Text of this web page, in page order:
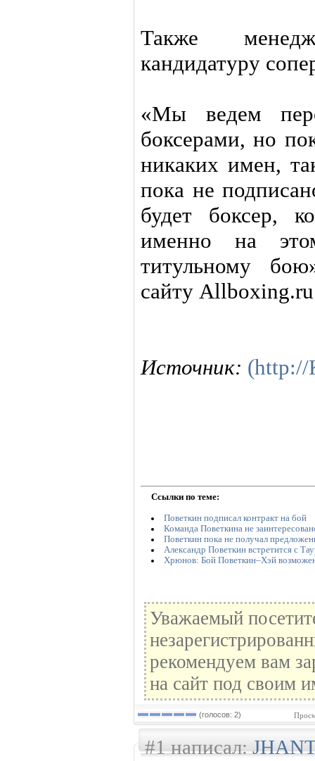
Также
кандидатуру
«Мы ведем
боксерами, но
никаких имен,
пока не
будет боксер,
именно на
титульному
сайту
Источник: (http://
Ссылки по теме:
Поветкин подписал контракт на бой
Команда Поветкина не
Поветкин пока не получал
Александр Поветкин встретится с
Хрюнов: Бой Поветкин–Хэй
Уважаемый
рекомендуем вам
на сайт под своим
(голосов: 2)
#1 написал: